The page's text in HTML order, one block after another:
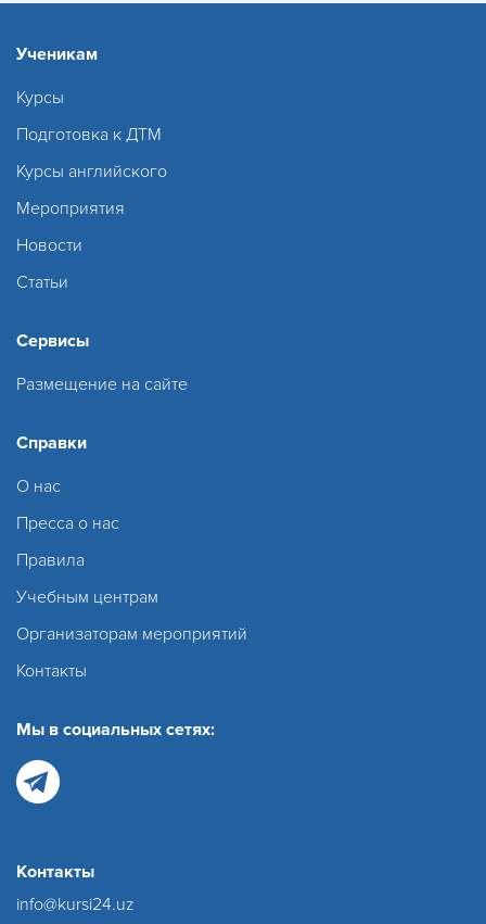
Ученикам
Курсы
Подготовка к ДТМ
Курсы английского
Мероприятия
Новости
Статьи
Сервисы
Размещение на сайте
Справки
О нас
Пресса о нас
Правила
Учебным центрам
Организаторам мероприятий
Контакты
Мы в социальных сетях:
Контакты
info@kursi24.uz